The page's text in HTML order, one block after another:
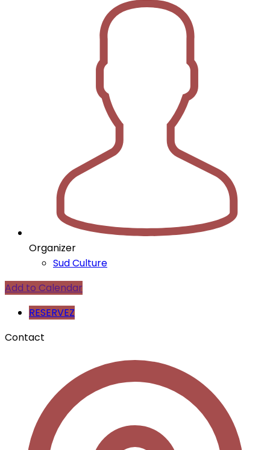
Organizer
Sud Culture
Add to Calendar
RESERVEZ
Contact